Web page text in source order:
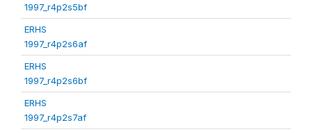
1997_r4p2s5bf
ERHS
1997_r4p2s6af
ERHS
1997_r4p2s6bf
ERHS
1997_r4p2s7af